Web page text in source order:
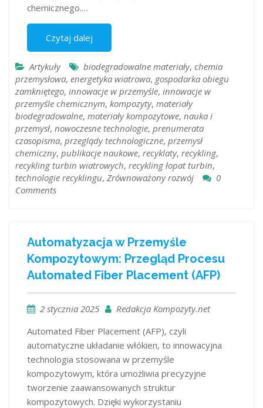
chemicznego.…
Czytaj dalej
Artykuły biodegradowalne materiały, chemia
przemysłowa, energetyka wiatrowa, gospodarka obiegu
zamkniętego, innowacje w przemyśle, innowacje w
przemyśle chemicznym, kompozyty, materiały
biodegradowalne, materiały kompozytowe, nauka i
przemysł, nowoczesne technologie, prenumerata
czasopisma, przeglądy technologiczne, przemysł
chemiczny, publikacje naukowe, recyklaty, recykling,
recykling turbin wiatrowych, recykling łopat turbin,
technologie recyklingu, Zrównoważony rozwój
0
Comments
Automatyzacja w Przemyśle
Kompozytowym: Przegląd Procesu
Automated Fiber Placement (AFP)
2 stycznia 2025
Redakcja Kompozyty.net
Automated Fiber Placement (AFP), czyli
automatyczne układanie włókien, to innowacyjna
technologia stosowana w przemyśle
kompozytowym, która umożliwia precyzyjne
tworzenie zaawansowanych struktur
kompozytowych. Dzięki wykorzystaniu